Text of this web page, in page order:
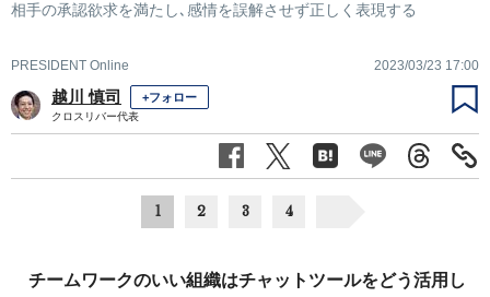
相手の承認欲求を満たし､感情を誤解させず正しく表現する
PRESIDENT Online 2023/03/23 17:00
越川 慎司 +フォロー
クロスリバー代表
1 2 3 4
チームワークのいい組織はチャットツールをどう活用し